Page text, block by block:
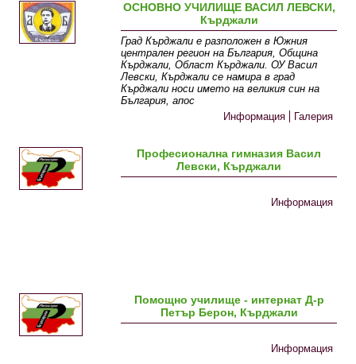
ОСНОВНО УЧИЛИЩЕ ВАСИЛ ЛЕВСКИ,
Кърджали
Град Кърджали е разположен в Южния
централен регион на България, Община
Кърджали, Област Кърджали. ОУ Васил
Левски, Кърджали се намира в град
Кърджали носи името на великия син на
България, апос
Информация
Галерия
Професионална гимназия Васил
Левски, Кърджали
Информация
Помощно училище - интернат Д-р
Петър Берон, Кърджали
Информация